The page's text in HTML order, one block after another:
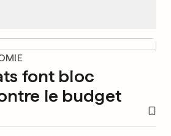
font bloc
le budget